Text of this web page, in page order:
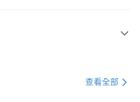
查看全部